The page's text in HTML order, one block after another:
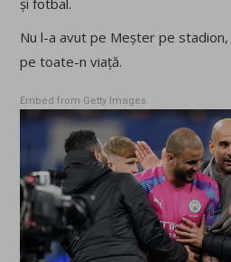
și fotbal.
Nu l-a avut pe Meșter pe
pe toate-n viață.
Embed from Getty Images